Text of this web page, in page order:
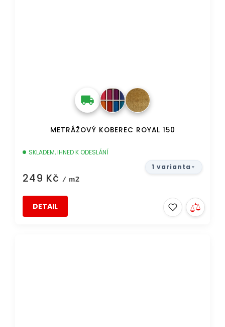
METRÁŽOVÝ KOBEREC ROYAL 150
SKLADEM, IHNED K ODESLÁNÍ
249 Kč / m2
DETAIL
1 varianta